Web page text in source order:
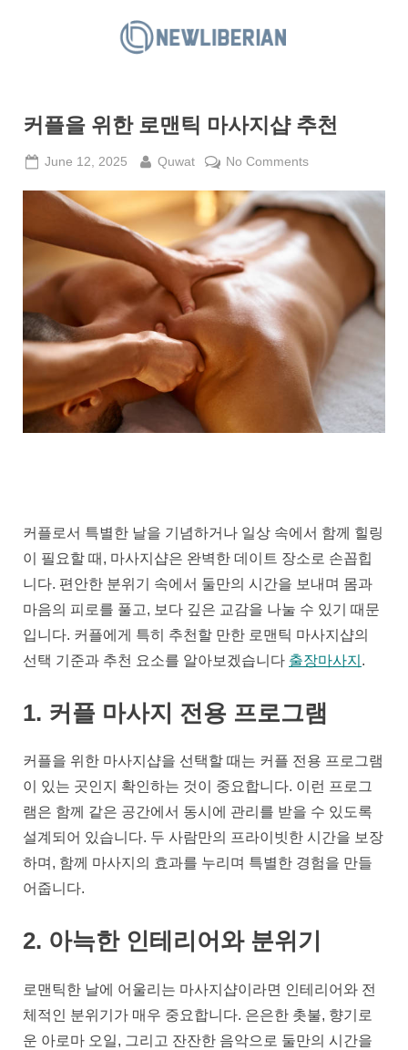
L
e
r
a
n
커플을 위한 로맨틱 마사지샵 추천
Posted
June 12, 2025 By
Quwat No Commentson
플
을
한
맨
사
지
샵
추
커플로서 특별한 날을 기념하거나 일상 속에서 함께 힐링
이 필요할 때, 마사지샵은 완벽한 데이트 장소로 손꼽힙
니다. 편안한 분위기 속에서 둘만의 시간을 보내며 몸과
마음의 피로를 풀고, 보다 깊은 교감을 나눌 수 있기 때문
입니다. 커플에게 특히 추천할 만한 로맨틱 마사지샵의
선택 기준과 추천 요소를 알아보겠습니다 출장마사지 .
1. 커플 마사지 전용 프로그램
커플을 위한 마사지샵을 선택할 때는 커플 전용 프로그램
이 있는 곳인지 확인하는 것이 중요합니다. 이런 프로그
램은 함께 같은 공간에서 동시에 관리를 받을 수 있도록
설계되어 있습니다. 두 사람만의 프라이빗한 시간을 보장
하며, 함께 마사지의 효과를 누리며 특별한 경험을 만들
어줍니다.
2. 아늑한 인테리어와 분위기
로맨틱한 날에 어울리는 마사지샵이라면 인테리어와 전
체적인 분위기가 매우 중요합니다. 은은한 촛불, 향기로
운 아로마 오일, 그리고 잔잔한 음악으로 둘만의 시간을